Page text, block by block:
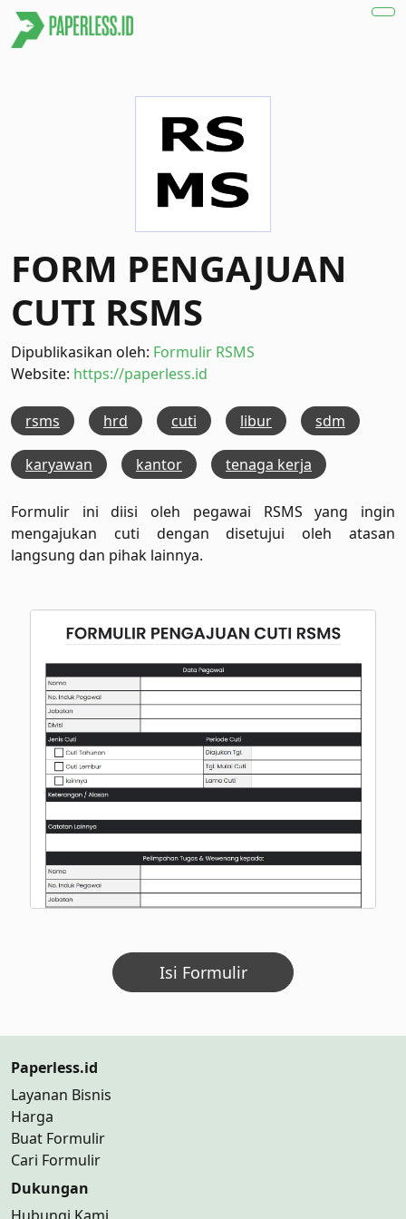
FORM PENGAJUAN
CUTI RSMS
Dipublikasikan oleh: Formulir RSMS
Website: https://paperless.id
rsms hrd cuti libur sdm
karyawan kantor tenaga kerja
Formulir ini diisi oleh pegawai RSMS yang ingin
mengajukan cuti dengan disetujui oleh atasan
langsung dan pihak lainnya.
Isi Formulir
Paperless.id
Layanan Bisnis
Harga
Buat Formulir
Cari Formulir
Dukungan